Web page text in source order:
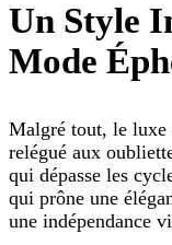
Un Style
Mode
Malgré tout, le luxe
relégué aux
qui dépasse les
qui prône une
une indépendance